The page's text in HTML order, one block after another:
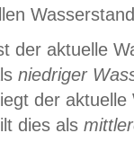
der aktuelle
niedriger
der
dies als